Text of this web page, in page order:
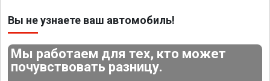
Вы не узнаете ваш автомобиль!
Мы работаем для тех, кто может
почувствовать разницу.